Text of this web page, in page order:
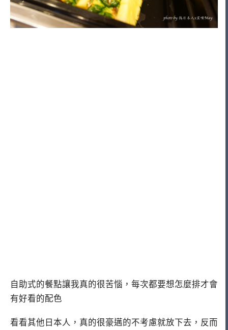
自助式的餐點讓我真的很苦惱，每次都要想怎麼排才會
有好看的配色
看看其他日本人，真的很豪邁的不考慮就放下去，反而